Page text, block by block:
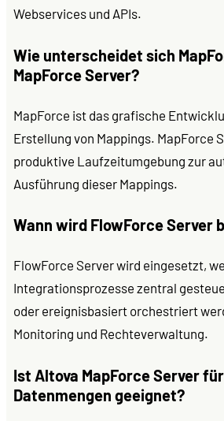
Webservices und APIs.
Wie unterscheidet sich
MapForce Server?
MapForce ist das grafische
Erstellung von Mappings. MapForce
produktive Laufzeitumgebung zur
Ausführung dieser Mappings.
Wann wird FlowForce Server
FlowForce Server wird eingesetzt,
Integrationsprozesse zentral
oder ereignisbasiert orchestriert
Monitoring und Rechteverwaltung.
Ist Altova MapForce Server
Datenmengen geeignet?